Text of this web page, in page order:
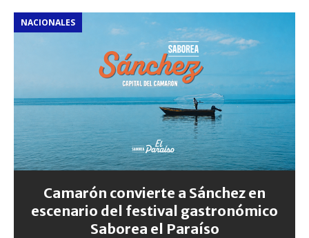
NACIONALES
Camarón convierte a Sánchez en
escenario del festival gastronómico
Saborea el Paraíso